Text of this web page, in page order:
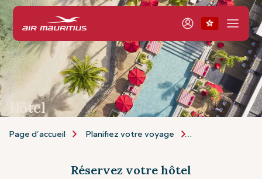
Hôtel
Page d’accueil Planifiez votre voyage
Réservez votre hôtel